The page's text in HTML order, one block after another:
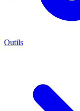
Outils